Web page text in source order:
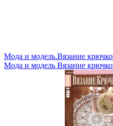
Мода и модель.Вязание
Мода и модель Вязание